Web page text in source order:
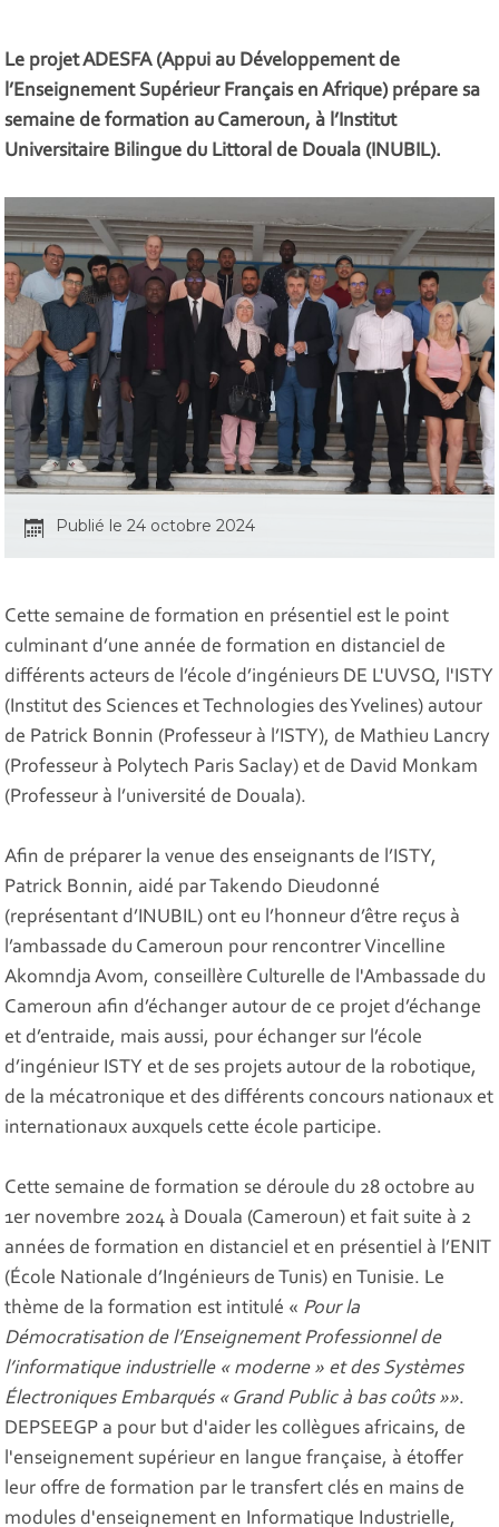
Le projet ADESFA (Appui au Développement de
l’Enseignement Supérieur Français en Afrique) prépare sa
semaine de formation au Cameroun, à l’Institut
Universitaire Bilingue du Littoral de Douala (INUBIL).
Publié le 24 octobre 2024
Cette semaine de formation en présentiel est le point
culminant d’une année de formation en distanciel de
différents acteurs de l’école d’ingénieurs DE L'UVSQ, l'ISTY
(Institut des Sciences et Technologies des Yvelines) autour
de Patrick Bonnin (Professeur à l’ISTY), de Mathieu Lancry
(Professeur à Polytech Paris Saclay) et de David Monkam
(Professeur à l’université de Douala).
Afin de préparer la venue des enseignants de l’ISTY,
Patrick Bonnin, aidé par Takendo Dieudonné
(représentant d’INUBIL) ont eu l’honneur d’être reçus à
l’ambassade du Cameroun pour rencontrer Vincelline
Akomndja Avom, conseillère Culturelle de l'Ambassade du
Cameroun afin d’échanger autour de ce projet d’échange
et d’entraide, mais aussi, pour échanger sur l’école
d’ingénieur ISTY et de ses projets autour de la robotique,
de la mécatronique et des différents concours nationaux et
internationaux auxquels cette école participe.
Cette semaine de formation se déroule du 28 octobre au
1er novembre 2024 à Douala (Cameroun) et fait suite à 2
années de formation en distanciel et en présentiel à l’ENIT
(École Nationale d’Ingénieurs de Tunis) en Tunisie. Le
thème de la formation est intitulé « Pour la
Démocratisation de l’Enseignement Professionnel de
l’informatique industrielle « moderne » et des Systèmes
Électroniques Embarqués « Grand Public à bas coûts »».
DEPSEEGP a pour but d'aider les collègues africains, de
l'enseignement supérieur en langue française, à étoffer
leur offre de formation par le transfert clés en mains de
modules d'enseignement en Informatique Industrielle,